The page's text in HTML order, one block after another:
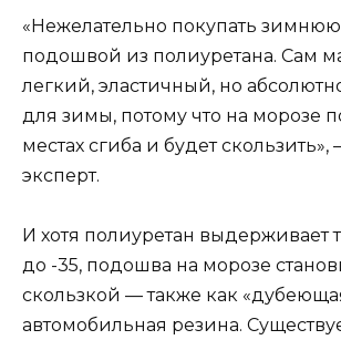
«Нежелательно покупать зимнюю
подошвой из полиуретана. Сам
легкий, эластичный, но
для зимы, потому что на морозе
местах сгиба и будет скользить»,
эксперт.
И хотя полиуретан выдерживает
до -35, подошва на морозе
скользкой — также как
автомобильная резина.